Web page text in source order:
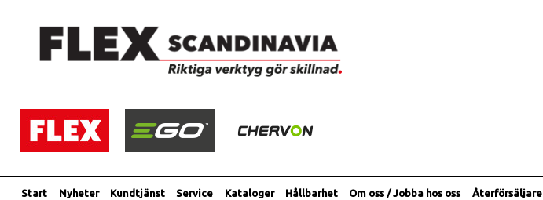
Start Nyheter Kundtjänst Service Kataloger Hållbarhet Om oss / Jobba hos oss Återförsäljare